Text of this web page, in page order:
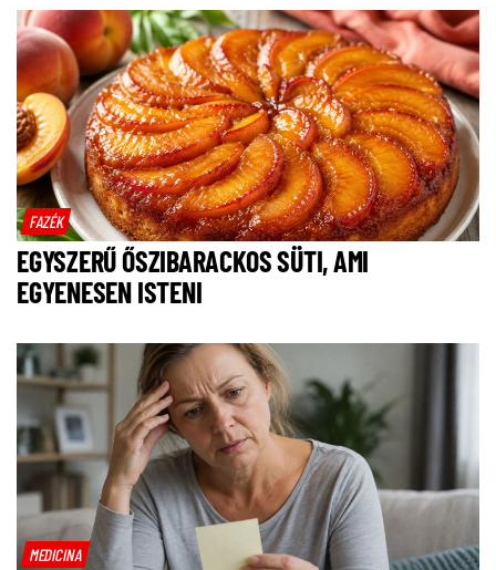
FAZÉK
EGYSZERŰ ŐSZIBARACKOS SÜTI, AMI
EGYENESEN ISTENI
MEDICINA